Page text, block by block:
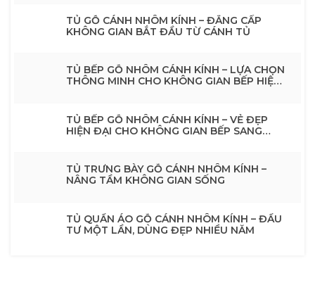
Tối Giản, Sang Trọng
TỦ GỖ CÁNH NHÔM KÍNH – ĐẲNG CẤP
KHÔNG GIAN BẮT ĐẦU TỪ CÁNH TỦ
TỦ BẾP GỖ NHÔM CÁNH KÍNH – LỰA CHỌN
THÔNG MINH CHO KHÔNG GIAN BẾP HIỆN
TỦ BẾP GỖ NHÔM CÁNH KÍNH – VẺ ĐẸP
HIỆN ĐẠI CHO KHÔNG GIAN BẾP SANG
TỦ TRƯNG BÀY GỖ CÁNH NHÔM KÍNH –
NÂNG TẦM KHÔNG GIAN SỐNG
TỦ QUẦN ÁO GỖ CÁNH NHÔM KÍNH – ĐẦU
TƯ MỘT LẦN, DÙNG ĐẸP NHIỀU NĂM